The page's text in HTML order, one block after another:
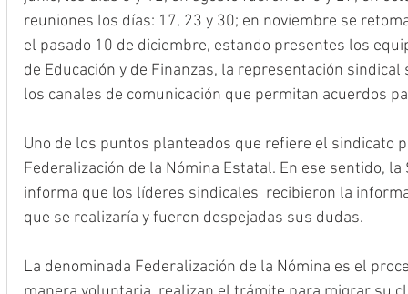
reuniones los días: 17, 23 y 30; en noviembre se
el pasado 10 de diciembre, estando presentes los
de Educación y de Finanzas, la representación
los canales de comunicación que permitan acuerdos
Uno de los puntos planteados que refiere el sindicato
Federalización de la Nómina Estatal. En ese sentido,
informa que los líderes sindicales  recibieron la
que se realizaría y fueron despejadas sus dudas.
La denominada Federalización de la Nómina es el